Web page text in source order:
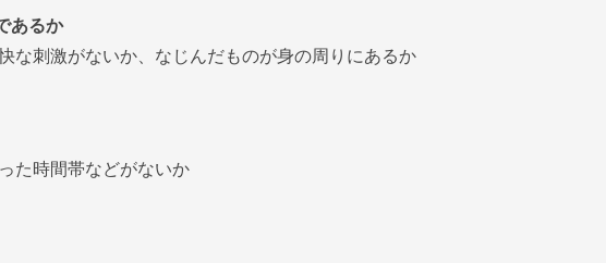
あるか
な刺激がないか、なじんだものが身の周りにあるか
た時間帯などがないか